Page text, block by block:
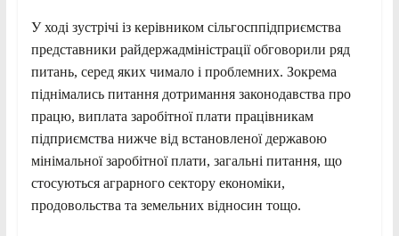
У ході зустрічі із керівником сільгосппідприємства
представники райдержадміністрації обговорили ряд
питань, серед яких чимало і проблемних. Зокрема
піднімались питання дотримання законодавства про
працю, виплата заробітної плати працівникам
підприємства нижче від встановленої державою
мінімальної заробітної плати, загальні питання, що
стосуються аграрного сектору економіки,
продовольства та земельних відносин тощо.